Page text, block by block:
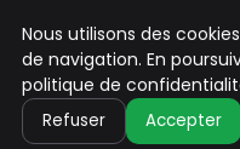
PILAT
Nous utilisons des
de navigation. En
politique de
Refuser Accepter